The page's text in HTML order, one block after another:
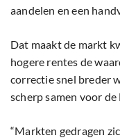
aandelen en een
Dat maakt de markt
hogere rentes de
correctie snel breder
scherp samen voor de
“Markten gedragen